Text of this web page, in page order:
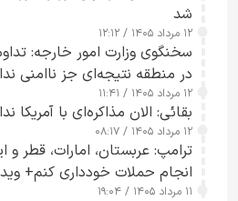
شد
۱۲ مرداد ۱۴۰۵ / ۱۲:۱۲
سخنگوی وزارت امور خارجه:
در منطقه نتیجه‌ای جز ناامنی
۱۲ مرداد ۱۴۰۵ / ۱۱:۴۱
بقائی: الان مذاکره‌ای با آمریکا
۱۲ مرداد ۱۴۰۵ / ۰۸:۱۷
ترامپ: عربستان، امارات، قطر و
انجام حملات خودداری کنم+
۱۱ مرداد ۱۴۰۵ / ۱۹:۰۴